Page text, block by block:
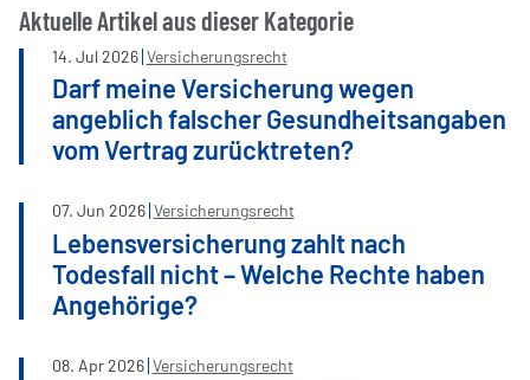
Aktuelle Artikel aus dieser Kategorie
14. Jul 2026 Versicherungsrecht
Darf meine Versicherung wegen
angeblich falscher Gesundheitsangaben
vom Vertrag zurücktreten?
07. Jun 2026 Versicherungsrecht
Lebensversicherung zahlt nach
Todesfall nicht – Welche Rechte haben
Angehörige?
08. Apr2026 Versicherungsrecht